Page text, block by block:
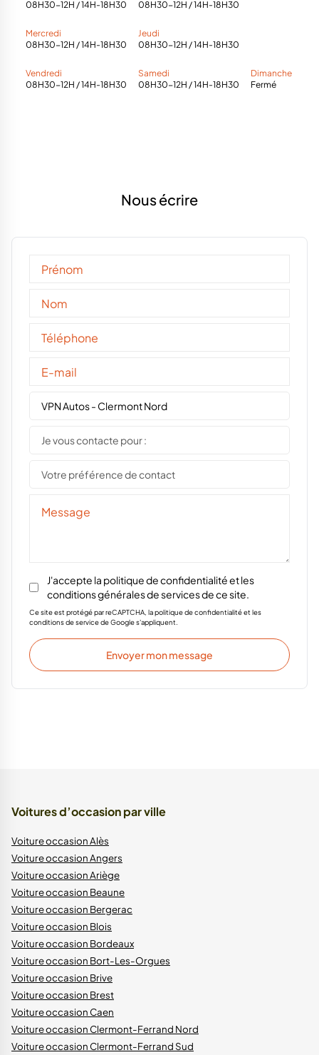
08H30-12H / 14H-18H30 08H30-12H / 14H-18H30
Mercredi
08H30-12H / 14H-18H30
Jeudi
08H30-12H / 14H-18H30
Vendredi
08H30-12H / 14H-18H30
Samedi
08H30-12H / 14H-18H30
Dimanche
Fermé
Nous écrire
VPN Autos - Clermont Nord
Je vous contacte pour :
Votre préférence de contact
J'accepte la politique de confidentialitéet les
conditions générales de servicesde ce site.
Ce site est protégé par reCAPTCHA, la politique de confidentialité et les
conditions de service de Google s'appliquent.
Envoyer mon message
Voitures d’occasion par ville
Voiture occasion Alès
Voiture occasion Angers
Voiture occasion Ariège
Voiture occasion Beaune
Voiture occasion Bergerac
Voiture occasion Blois
Voiture occasion Bordeaux
Voiture occasion Bort-Les-Orgues
Voiture occasion Brive
Voiture occasion Brest
Voiture occasion Caen
Voiture occasion Clermont-Ferrand Nord
Voiture occasion Clermont-Ferrand Sud